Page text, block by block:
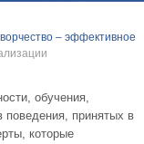
– эффективное
обучения,
поведения, принятых в
которые